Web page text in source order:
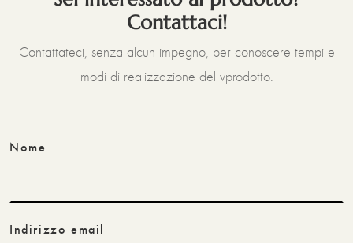
Contattaci!
Contattateci, senza alcun impegno, per conoscere tempi e
modi di realizzazione del vprodotto.
Nome
Indirizzo email